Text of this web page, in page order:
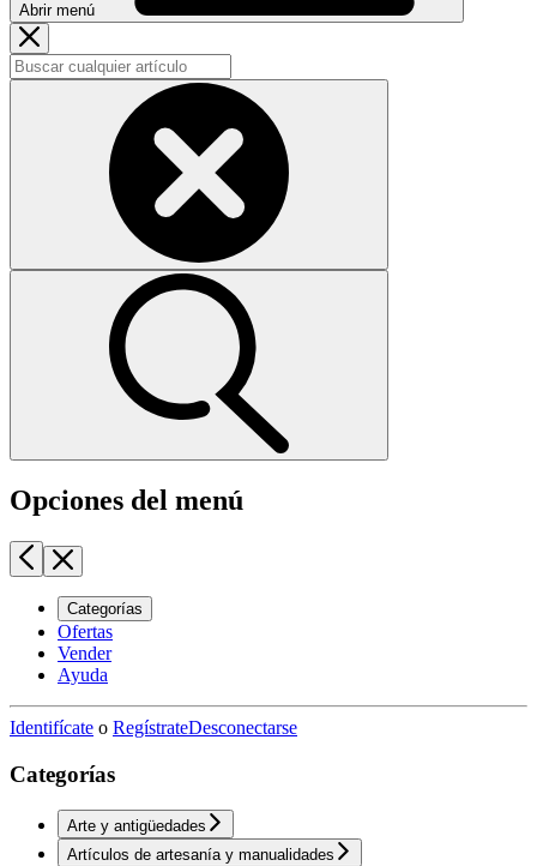
Abrir menú
Opciones del menú
Categorías
Ofertas
Vender
Ayuda
Identifícate o RegístrateDesconectarse
Categorías
Arte y antigüedades
Artículos de artesanía y manualidades